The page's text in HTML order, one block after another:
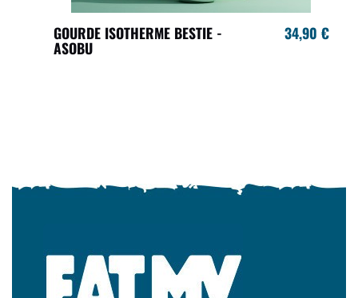
GOURDE ISOTHERME BESTIE -
ASOBU
34,90 €